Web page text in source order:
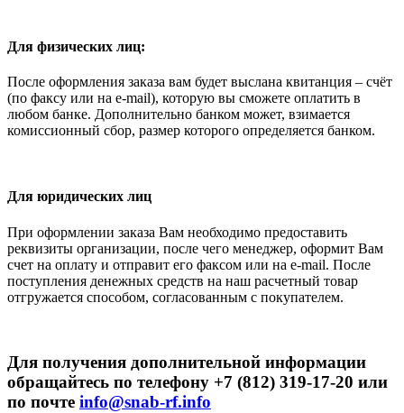
Для физических лиц:
После оформления заказа вам будет выслана квитанция – счёт
(по факсу или на e-mail), которую вы сможете оплатить в
любом банке. Дополнительно банком может, взимается
комиссионный сбор, размер которого определяется банком.
Для юридических лиц
При оформлении заказа Вам необходимо предоставить
реквизиты организации, после чего менеджер, оформит Вам
счет на оплату и отправит его факсом или на e-mail. После
поступления денежных средств на наш расчетный товар
отгружается способом, согласованным с покупателем.
Для получения дополнительной информации
обращайтесь по телефону +7 (812) 319-17-20 или
по почте info@snab-rf.info